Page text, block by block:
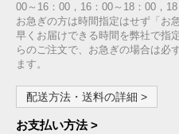
00～16：00，16：00～18：00，
お急ぎの方は時間指定はせず「お
早くお届けできる時間を弊社で指
らのご注文で、お急ぎの場合は必
ます。
配送方法・送料の詳細 >
お支払い方法 >